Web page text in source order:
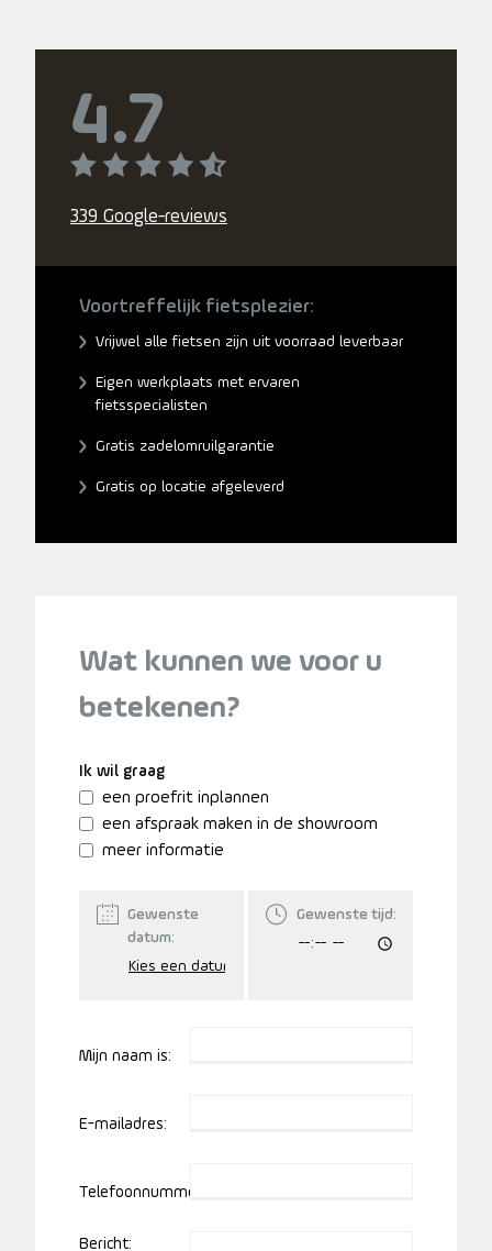
4.7
339 Google-reviews
Voortreffelijk fietsplezier:
Vrijwel alle fietsen zijn uit voorraad leverbaar
Eigen werkplaats met ervaren
fietsspecialisten
Gratis zadelomruilgarantie
Gratis op locatie afgeleverd
Wat kunnen we voor u
betekenen?
Ik wil graag
een proefrit inplannen
een afspraak maken in de showroom
meer informatie
Gewenste
datum:
Gewenste tijd:
Mijn naam is:
E-mailadres:
Telefoonnummer:
Bericht: